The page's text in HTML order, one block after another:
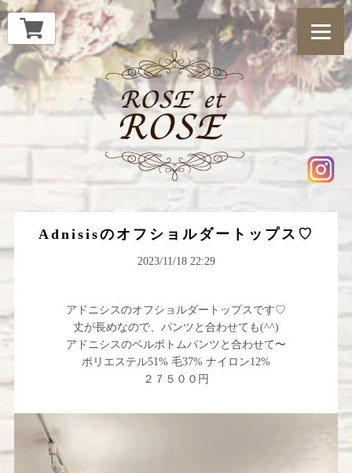
Adnisisのオフショルダートップス♡
2023/11/18 22:29
アドニシスのオフショルダートップスです♡
丈が長めなので、パンツと合わせても(^^)
アドニシスのベルボトムパンツと合わせて〜
ポリエステル51% 毛37% ナイロン12%
２７５００円